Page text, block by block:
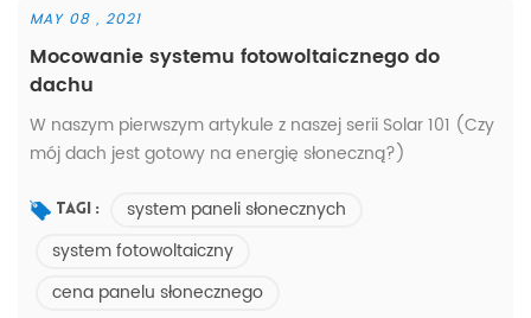
MAY 08 , 2021
Mocowanie systemu fotowoltaicznego do
dachu
W naszym pierwszym artykule z naszej serii Solar 101 (Czy
mój dach jest gotowy na energię słoneczną?)
związane z instalacją fotowoltaiczną. Teraz rozważymy
fizyczne cechy dachu. W końcu rodzaj pokrycia
dachowego i jego podstawowa struktura, a także różne
kąty jego powierzchni i układ, będą miały wpływ na wiele
Tagi :
system paneli słonecznych
system fotowoltaiczny
cena panelu słonecznego